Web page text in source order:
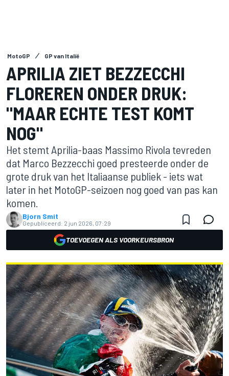
MotoGP GP van Italië
APRILIA ZIET BEZZECCHI
FLOREREN ONDER DRUK:
"MAAR ECHTE TEST KOMT
NOG"
Het stemt Aprilia-baas Massimo Rivola tevreden
dat Marco Bezzecchi goed presteerde onder de
grote druk van het Italiaanse publiek - iets wat
later in het MotoGP-seizoen nog goed van pas kan
komen.
Bjorn Smit
Gepubliceerd: 2 jun 2026, 07:29
TOEVOEGEN ALS VOORKEURSBRON